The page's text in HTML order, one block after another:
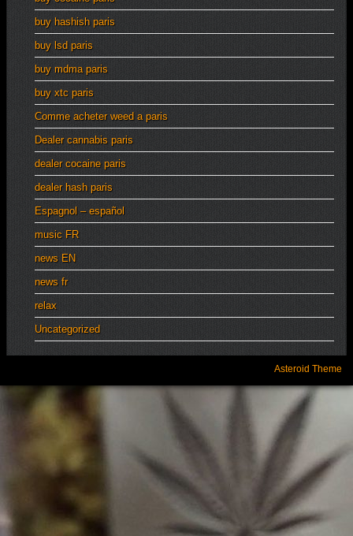
buy hashish paris
buy lsd paris
buy mdma paris
buy xtc paris
Comme acheter weed a paris
Dealer cannabis paris
dealer cocaine paris
dealer hash paris
Espagnol – español
music FR
news EN
news fr
relax
Uncategorized
Asteroid Theme